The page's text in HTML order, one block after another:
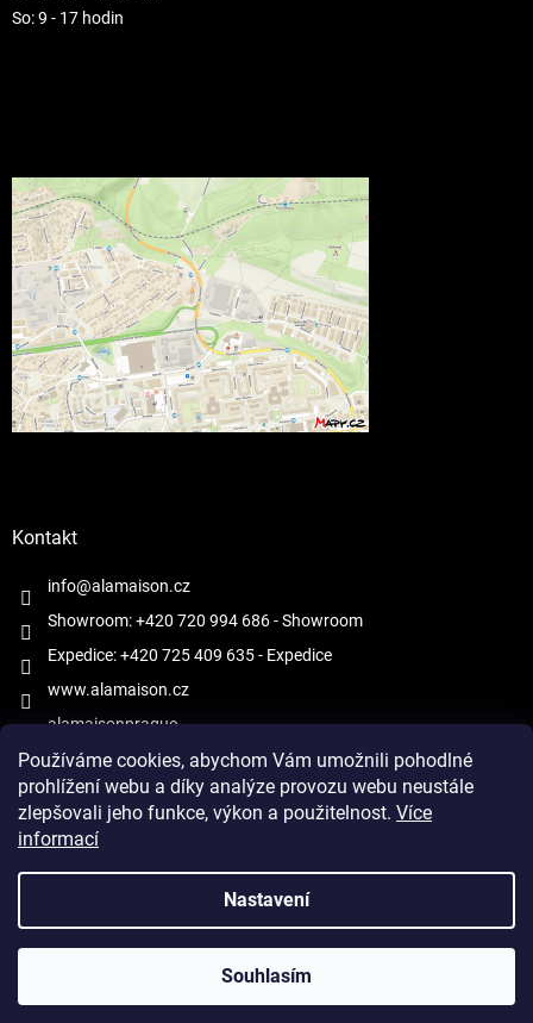
Používáme cookies, abychom Vám umožnili pohodlné
prohlížení webu a díky analýze provozu webu neustále
zlepšovali jeho funkce, výkon a použitelnost. Více
informací
Nastavení
Souhlasím
So: 9 - 17 hodin
Kontakt
info@alamaison.cz
Showroom: +420 720 994 686- Showroom
Expedice: +420 725 409 635- Expedice
www.alamaison.cz
alamaisonprague
nastavení cookies